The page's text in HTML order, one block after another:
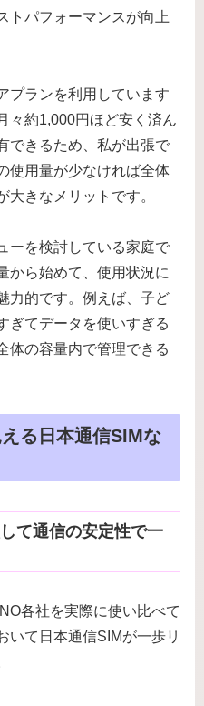
トパフォーマンスが向上
プランを利用しています
々約1,000円ほど安く済ん
できるため、私が出張で
使用量が少なければ全体
大きなメリットです。
ーを検討している家庭で
から始めて、使用状況に
力的です。例えば、子ど
ぎてデータを使いすぎる
体の容量内で管理できる
る日本通信SIMな
て通信の安定性で一
各社を実際に使い比べて
いて日本通信SIMが一歩リ